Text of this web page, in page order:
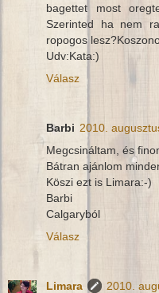
bagettet most
Szerinted ha nem
ropogos
Udv:Kata:)
Válasz
Barbi 2010.
Megcsináltam, és
Bátran ajánlom
Köszi ezt is Limara:-)
Barbi
Calgaryból
Válasz
Limara
2010.